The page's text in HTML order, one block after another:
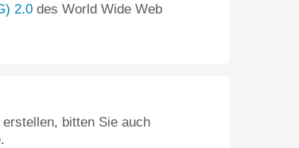
2.0 des World Wide Web
bitten Sie auch